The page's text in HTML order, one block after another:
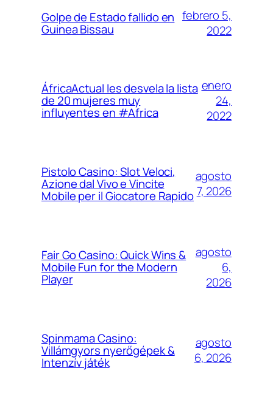
Golpe de Estado fallido en
Guinea Bissau
febrero 5,
2022
ÁfricaActual les desvela la lista
de 20 mujeres muy
influyentes en #Africa
enero
24,
2022
Pistolo Casino: Slot Veloci,
Azione dal Vivo e Vincite
Mobile per il Giocatore Rapido
agosto
7, 2026
Fair Go Casino: Quick Wins &
Mobile Fun for the Modern
Player
agosto
6,
2026
Spinmama Casino:
Villámgyors nyerőgépek &
Intenzív játék
agosto
6, 2026